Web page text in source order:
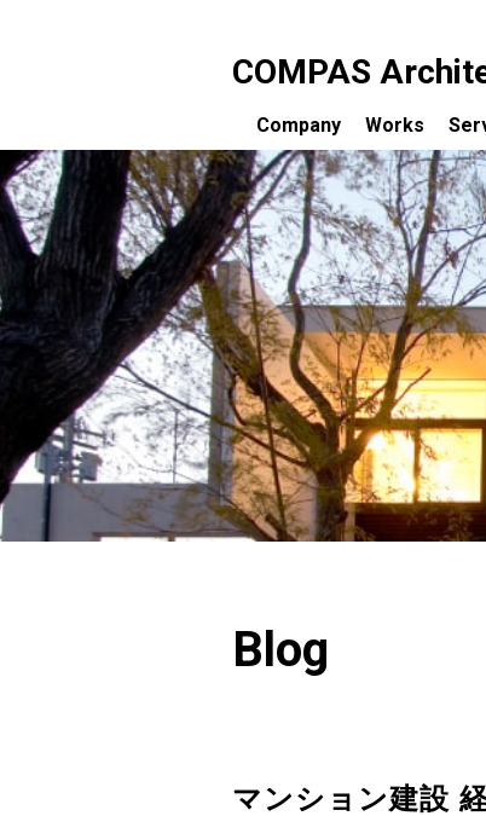
COMPAS
Company
コンパス建築工房について
受賞歴
メディア掲載一覧
Works
設
完
設
お
Blog
マンション建設